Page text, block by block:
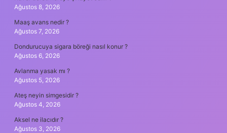
Ağustos 8, 2026
Maaş avans nedir ?
Ağustos 7, 2026
Dondurucuya sigara böreği nasıl konur ?
Ağustos 6, 2026
Avlanma yasak mı ?
Ağustos 5, 2026
Ateş neyin simgesidir ?
Ağustos 4, 2026
Aksel ne ilacıdır ?
Ağustos 3, 2026